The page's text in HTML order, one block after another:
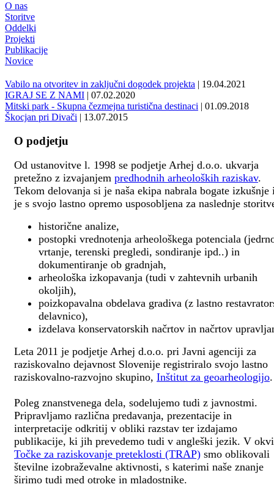
O nas
Storitve
Oddelki
Projekti
Publikacije
Novice
Vabilo na otvoritev in zaključni dogodek projekta | 19.04.2021
IGRAJ SE Z NAMI | 07.02.2020
Mitski park - Skupna čezmejna turistična destinaci | 01.09.2018
Škocjan pri Divači | 13.07.2015
O podjetju
Od ustanovitve l. 1998 se podjetje Arhej d.o.o. ukvarja
pretežno z izvajanjem predhodnih arheoloških raziskav.
Tekom delovanja si je naša ekipa nabrala bogate izkušnje
je s svojo lastno opremo usposobljena za naslednje
historične analize,
postopki vrednotenja arheološkega potenciala
vrtanje, terenski pregledi, sondiranje ipd..) in
dokumentiranje ob gradnjah,
arheološka izkopavanja (tudi v zahtevnih urbanih
okoljih),
poizkopavalna obdelava gradiva (z lastno
delavnico),
izdelava konservatorskih načrtov in načrtov
Leta 2011 je podjetje Arhej d.o.o. pri Javni agenciji za
raziskovalno dejavnost Slovenije registriralo svojo lastno
raziskovalno-razvojno skupino, Inštitut za geoarheologijo.
Poleg znanstvenega dela, sodelujemo tudi z javnostmi.
Pripravljamo različna predavanja, prezentacije in
interpretacije odkritij v obliki razstav ter izdajamo
publikacije, ki jih prevedemo tudi v angleški jezik. V
Točke za raziskovanje preteklosti (TRAP) smo oblikovali
številne izobraževalne aktivnosti, s katerimi naše znanje
širimo tudi med otroke in mladostnike.